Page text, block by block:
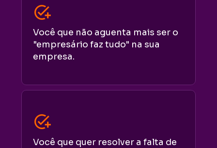
Você que não aguenta mais ser o
"empresário faz tudo" na sua
empresa.
Você que quer resolver a falta de